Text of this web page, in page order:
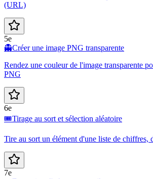
(URL)
5e
👻Créer une image PNG transparente
Rendez une couleur de l'image transparente
PNG
6e
🎟️Tirage au sort et sélection aléatoire
Tire au sort un élément d'une liste de chiffres,
7e